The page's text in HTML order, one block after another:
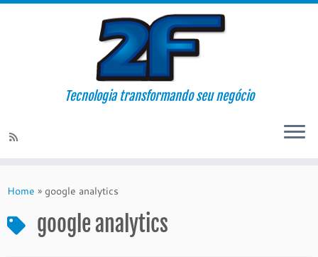
Tecnologia transformando seu negócio
Home » google analytics
google analytics